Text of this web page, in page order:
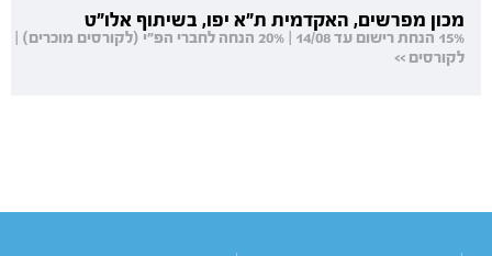
מכון מפרשים, האקדמית ת"א יפו, בשיתוף אלו"ט
15% הנחת רישום עד 14/08 | 20% הנחה לחברי הפ"י (לקורסים מוכרים) |
לקורסים >>